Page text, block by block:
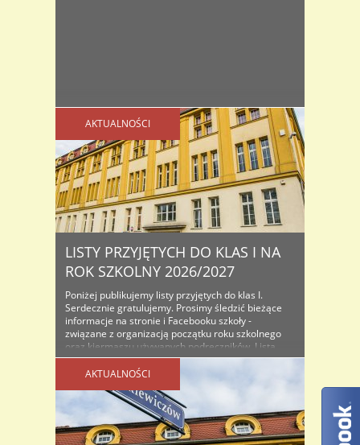
AKTUALNOŚCI
LISTY PRZYJĘTYCH DO KLAS I NA
ROK SZKOLNY 2026/2027
Poniżej publikujemy listy przyjętych do klas I.
Serdecznie gratulujemy. Prosimy śledzić bieżące
informacje na stronie i Facebooku szkoły -
związane z organizacją początku roku szkolnego
oraz kiermaszu używanych podręczników. Lista
osób przyjętych do klas I na rok szkolny...
AKTUALNOŚCI